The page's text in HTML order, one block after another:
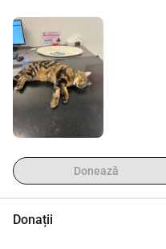
Donează
Donații